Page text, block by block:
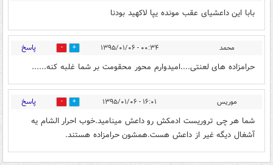
بابا این داعشیای عقب مونده یپا لاکهید بودنا
محمد ۰۰:۳۴ - ۱۳۹۵/۰۱/۰۶ 0 پاسخ
حرامزاده های لعنتی....امیدوارم محور محقومت بر شما غلبه کنه......
موریس ۱۶:۰۱ - ۱۳۹۵/۰۱/۰۶ 0 پاسخ
شما هر چی تروریست ادمکش رو داعش مینامید.خوب احرار الشام یه
آشغال دیگه غیر از داعش هست.همشون حرامزاده هستند.